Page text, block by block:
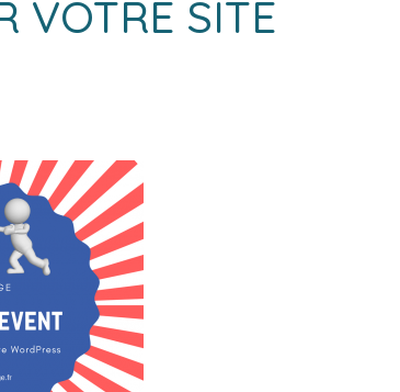
VOTRE SITE